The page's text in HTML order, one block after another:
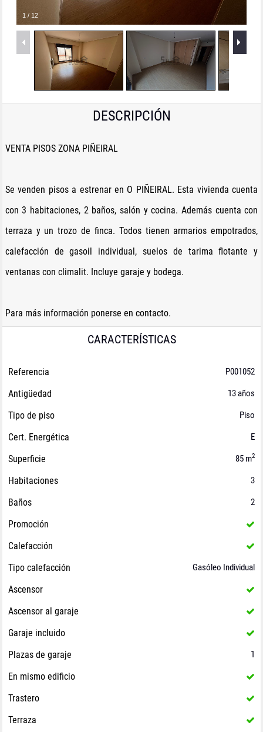
1 / 12
DESCRIPCIÓN
VENTA PISOS ZONA PIÑEIRAL
Se venden pisos a estrenar en O PIÑEIRAL. Esta vivienda cuenta
con 3 habitaciones, 2 baños, salón y cocina. Además cuenta con
terraza y un trozo de finca. Todos tienen armarios empotrados,
calefacción de gasoil individual, suelos de tarima flotante y
ventanas con climalit. Incluye garaje y bodega.
Para más información ponerse en contacto.
CARACTERÍSTICAS
Referencia P001052
Antigüedad 13 años
Tipo de piso Piso
Cert. Energética E
Superficie 85 m2
Habitaciones 3
Baños 2
Promoción
Calefacción
Tipo calefacción
Gasóleo Individual
Ascensor
Ascensor al garaje
Garaje incluido
Plazas de garaje
1
En mismo edificio
Trastero
Terraza